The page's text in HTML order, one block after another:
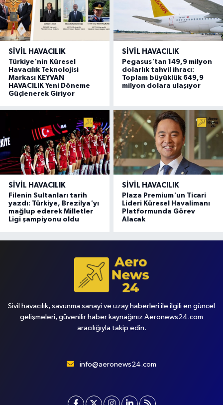
SIVIL HAVACILIK
Türkiye'nin Küresel
Havacılık Teknolojisi
Markası KEYVAN
HAVACILIK Yeni Döneme
Güçlenerek Giriyor
SIVIL HAVACILIK
Pegasus'tan 149,9 milyon
dolarlık tahvil ihracı:
Toplam büyüklük 649,9
milyon dolara ulaşıyor
SIVIL HAVACILIK
Filenin Sultanları tarih
yazdı: Türkiye, Brezilya'yı
mağlup ederek Milletler
Ligi şampiyonu oldu
SIVIL HAVACILIK
Plaza Premium'un Ticari
Lideri Küresel Havalimanı
Platformunda Görev
Alacak
Sivil havacılık, savunma sanayi ve uzay haberleri ile ilgili en güncel
gelişmeleri, güvenilir haber kaynağınız Aeronews24.com
aracılığıyla takip edin.
info@aeronews24.com